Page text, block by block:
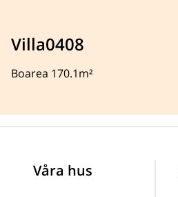
Villa0408
Boarea 170.1m²
Våra hus